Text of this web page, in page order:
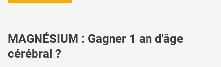
MAGNÉSIUM : Gagner 1 an d'âge
cérébral ?